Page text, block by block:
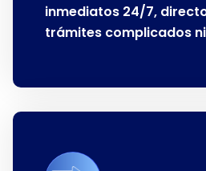
inmediatos 24/7,
trámites complicados